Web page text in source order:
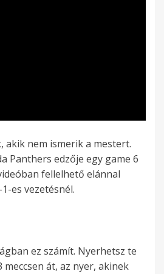
akik nem ismerik a mestert.
Panthers edzője egy game 6
fellelhető elánnal
es vezetésnél.
ez számít. Nyerhetsz te
meccsen át, az nyer, akinek